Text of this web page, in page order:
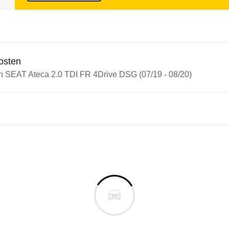
SEAT Ateca 2.0 TDI FR 4Drive DSG (07/19 - 08/20)
Baureihengeneration wie das
allen Sitzplätzen. Das Verletzungsrisiko für